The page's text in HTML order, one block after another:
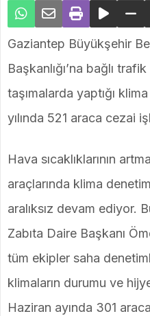
Gaziantep Büyükşehir
Başkanlığı’na bağlı
taşımalarda yaptığı
yılında 521 araca cezai
Hava sıcaklıklarının
araçlarında klima
aralıksız devam ediyor.
Zabıta Daire Başkanı
tüm ekipler saha
klimaların durumu ve
Haziran ayında 301